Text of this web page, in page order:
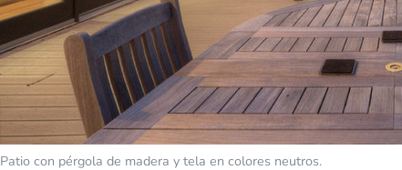
Patio con pérgola de madera y tela en colores neutros.